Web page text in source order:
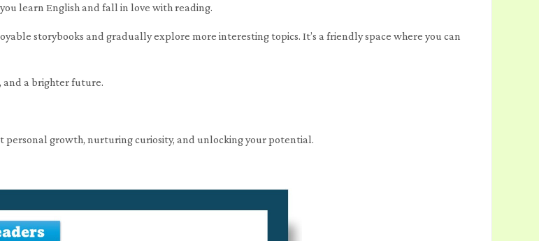
learn English and fall in love with reading.
storybooks and gradually explore more interesting topics. It’s a friendly space where you can
and a brighter future.
growth, nurturing curiosity, and unlocking your potential.